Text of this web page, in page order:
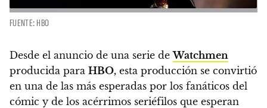
FUENTE: HBO
Desde el anuncio de una serie deWatchmen
producida para HBO, esta producción se convirtió
en una de las más esperadas por los fanáticos del
cómic y de los acérrimos seriéfilos que esperan